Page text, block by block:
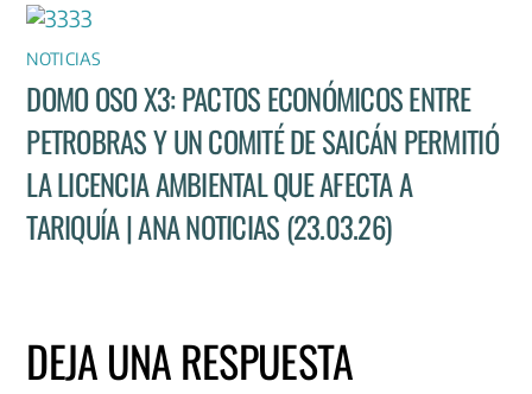
NOTICIAS
DOMO OSO X3: PACTOS ECONÓMICOS ENTRE
PETROBRAS Y UN COMITÉ DE SAICÁN PERMITIÓ
LA LICENCIA AMBIENTAL QUE AFECTA A
TARIQUÍA | ANA NOTICIAS (23.03.26)
DEJA UNA RESPUESTA